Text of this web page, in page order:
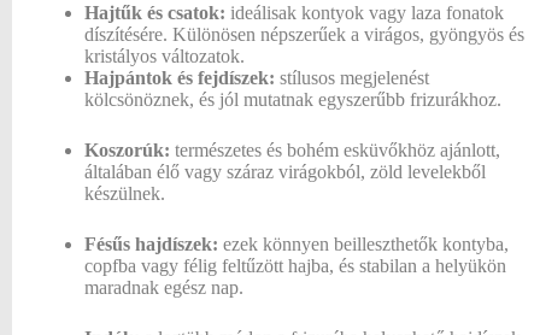
Hajtűk és csatok: ideálisak kontyok vagy laza fonatok
díszítésére. Különösen népszerűek a virágos, gyöngyös és
kristályos változatok.
Hajpántok és fejdíszek: stílusos megjelenést
kölcsönöznek, és jól mutatnak egyszerűbb frizurákhoz.
Koszorúk: természetes és bohém esküvőkhöz ajánlott,
általában élő vagy száraz virágokból, zöld levelekből
készülnek.
Fésűs hajdíszek: ezek könnyen beilleszthetők kontyba,
copfba vagy félig feltűzött hajba, és stabilan a helyükön
maradnak egész nap.